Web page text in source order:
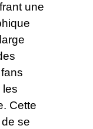
une
les
Cette
se